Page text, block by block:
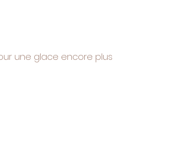
une glace encore plus